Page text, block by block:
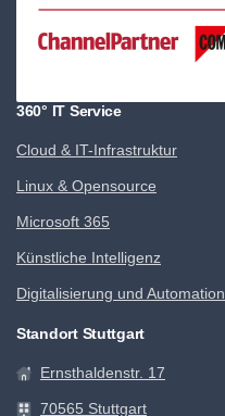
360° IT Service
Cloud & IT-Infrastruktur
Linux & Opensource
Microsoft 365
Künstliche Intelligenz
Digitalisierung und Automation
Standort Stuttgart
Ernsthaldenstr. 17
70565 Stuttgart